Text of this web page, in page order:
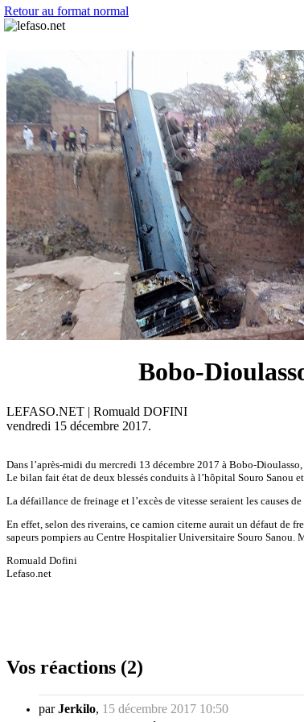
Retour au format normal
Bobo-
LEFASO.NET | Romuald DOFINI
vendredi 15 décembre 2017.
Dans l’après-midi du mercredi 13 décembre 2017 à Bobo-
Le bilan fait état de deux blessés conduits à l’hôpital Souro Sanou
La défaillance de freinage et l’excès de vitesse seraient les causes
En effet, selon des riverains, ce camion citerne aurait un défaut de
sapeurs pompiers au Centre Hospitalier Universitaire Souro Sanou.
Romuald Dofini
Lefaso.net
Vos réactions (2)
parJerkilo, 15 décembre 2017 10:50